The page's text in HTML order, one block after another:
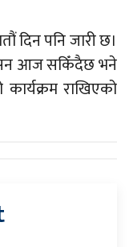
दिन पनि जारी छ।
आज सकिँदैछ भने
राखिएको